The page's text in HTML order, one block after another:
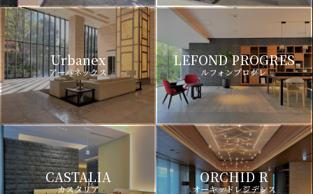
Urbanex
アーバネックス
LEFOND PROGRES
ルフォンプログレ
CASTALIA
カスタリア
ORCHID R
オーキッドレジデンス